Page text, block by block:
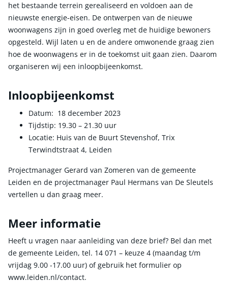
het bestaande terrein gerealiseerd en voldoen aan de
nieuwste energie-eisen. De ontwerpen van de nieuwe
woonwagens zijn in goed overleg met de huidige bewoners
opgesteld. Wijl laten u en de andere omwonende graag zien
hoe de woonwagens er in de toekomst uit gaan zien. Daarom
organiseren wij een inloopbijeenkomst.
Inloopbijeenkomst
Datum: 18 december 2023
Tijdstip: 19.30 – 21.30 uur
Locatie: Huis van de Buurt Stevenshof, Trix
Terwindtstraat 4, Leiden
Projectmanager Gerard van Zomeren van de gemeente
Leiden en de projectmanager Paul Hermans van De Sleutels
vertellen u dan graag meer.
Meer informatie
Heeft u vragen naar aanleiding van deze brief? Bel dan met
de gemeente Leiden, tel. 14 071 – keuze 4 (maandag t/m
vrijdag 9.00 -17.00 uur) of gebruik het formulier op
www.leiden.nl/contact.